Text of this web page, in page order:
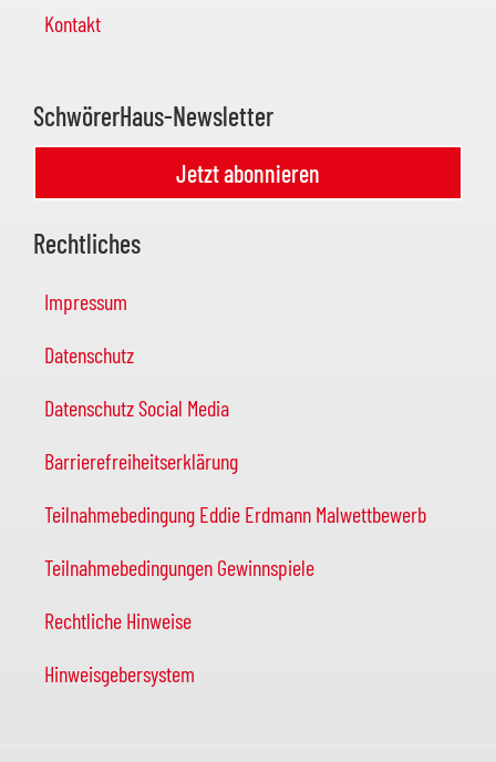
Kontakt
SchwörerHaus-Newsletter
Jetzt abonnieren
Rechtliches
Impressum
Datenschutz
Datenschutz Social Media
Barrierefreiheitserklärung
Teilnahmebedingung Eddie Erdmann Malwettbewerb
Teilnahmebedingungen Gewinnspiele
Rechtliche Hinweise
Hinweisgebersystem